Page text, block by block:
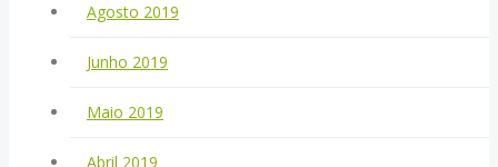
Agosto 2019
Junho 2019
Maio 2019
Abril 2019